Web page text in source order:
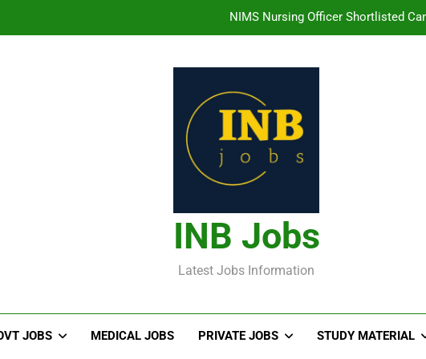
తిరుమల తిరుపతి దేవస్థానం సంస్థలో
NIMS Nursing Officer Shortlisted
తిరుమల తిరుపతి దేవస్థానం సంస్థలో ఉద్యోగాలు
INB Jobs
Latest Jobs Information
JOBS MEDICAL JOBS PRIVATE JOBS STUDY MATERIAL